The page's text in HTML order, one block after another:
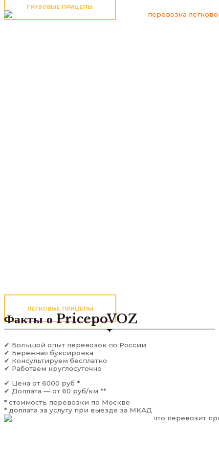
ГРУЗОВЫЕ ПРИЦЕПЫ
ЛЕГКОВЫЕ ПРИЦЕПЫ
Факты о PricepoVOZ
✔ Большой опыт перевозок по России
✔ Бережная буксировка
✔ Консультируем бесплатно
✔ Работаем круглосуточно
✔ Цена от 6000 руб *
✔ Доплата — от 60 руб/км **
* стоимость перевозки по Москве
* доплата за услугу при выезде за МКАД